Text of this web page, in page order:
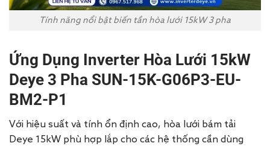
Tính năng nổi bật biến tần hòa lưới 15kW 3 pha
Ứng Dụng Inverter Hòa Lưới 15kW
Deye 3 Pha SUN-15K-G06P3-EU-
BM2-P1
Với hiệu suất và tính ổn định cao, hòa lưới bám tải
Deye 15kW phù hợp lắp cho các hệ thống cần dùng